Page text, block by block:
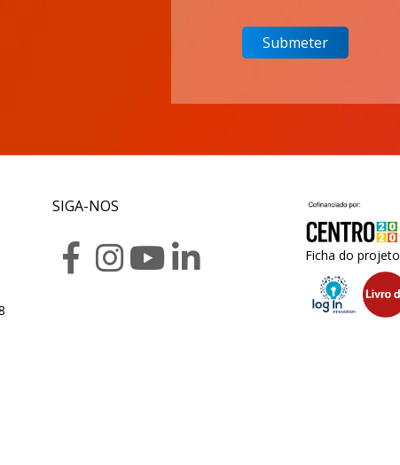
SIGA-NOS
Ficha do projeto